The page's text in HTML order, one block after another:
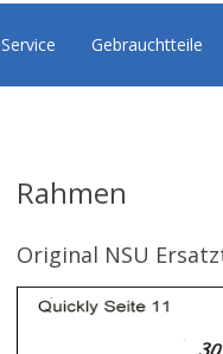
Service Gebrauchtteile
Rahmen
Original NSU